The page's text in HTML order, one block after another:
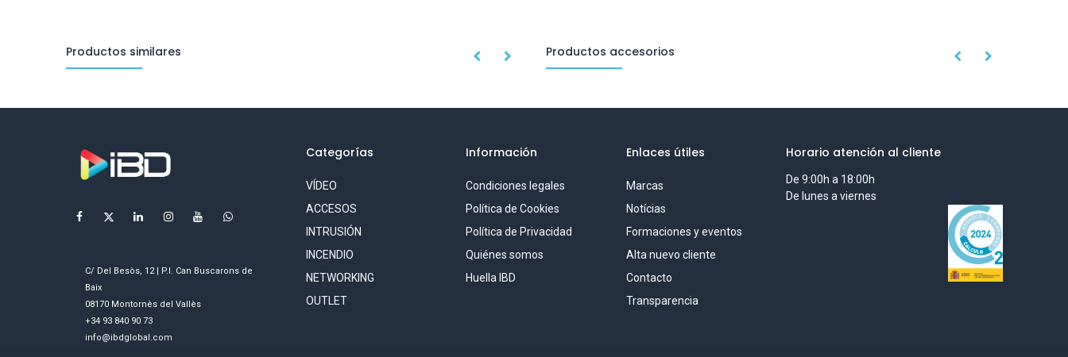
Productos similares Productos accesorios
C/ Del Besòs, 12 | P.I. Can Buscarons de
Baix
08170 Montornès del Vallès
+34 93 840 90 73
info@ibdglobal.com
Categorías
VÍDEO
ACCESOS
INTRUSIÓN
INCENDIO
NETWORKING
OUTLET
Información
Condiciones legales
Política de Cookies
Política de Privacidad
Quiénes somos
Huella IBD
Enlaces útiles
Marcas
Notícias
Formaciones y eventos
Alta nuevo cliente
Contacto
Transparencia
Horario atención al cliente
De 9:00h a 18:00h
De lunes a viernes